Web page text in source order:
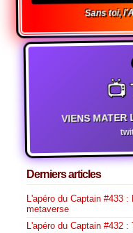
Sans toi,
📺
VIENS MATER
Derniers articles
L'apéro du Captain #433
metaverse
L'apéro du Captain #432